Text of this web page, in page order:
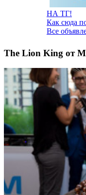
НА ТГ!
Как сюда
Все
The Lion King от